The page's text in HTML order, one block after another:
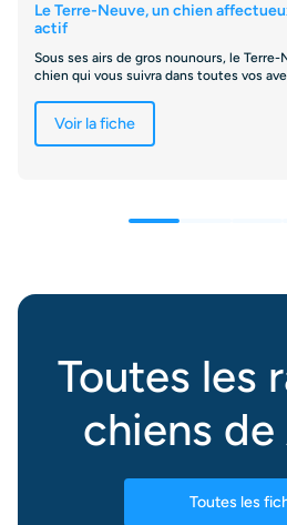
Le Terre-Neuve, un chien
actif
Sous ses airs de gros nounours, le Terre-
chien qui vous suivra dans toutes vos
Voir la fiche
Toutes les
chiens de
Toutes les